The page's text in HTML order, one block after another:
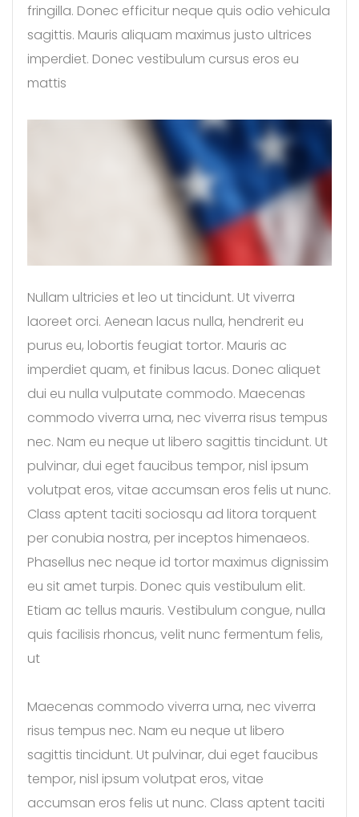
fringilla. Donec efficitur neque quis odio vehicula
sagittis. Mauris aliquam maximus justo ultrices
imperdiet. Donec vestibulum cursus eros eu
mattis
Nullam ultricies et leo ut tincidunt. Ut viverra
laoreet orci. Aenean lacus nulla, hendrerit eu
purus eu, lobortis feugiat tortor. Mauris ac
imperdiet quam, et finibus lacus. Donec aliquet
dui eu nulla vulputate commodo. Maecenas
commodo viverra urna, nec viverra risus tempus
nec. Nam eu neque ut libero sagittis tincidunt. Ut
pulvinar, dui eget faucibus tempor, nisl ipsum
volutpat eros, vitae accumsan eros felis ut nunc.
Class aptent taciti sociosqu ad litora torquent
per conubia nostra, per inceptos himenaeos.
Phasellus nec neque id tortor maximus dignissim
eu sit amet turpis. Donec quis vestibulum elit.
Etiam ac tellus mauris. Vestibulum congue, nulla
quis facilisis rhoncus, velit nunc fermentum felis,
ut
Maecenas commodo viverra urna, nec viverra
risus tempus nec. Nam eu neque ut libero
sagittis tincidunt. Ut pulvinar, dui eget faucibus
tempor, nisl ipsum volutpat eros, vitae
accumsan eros felis ut nunc. Class aptent taciti